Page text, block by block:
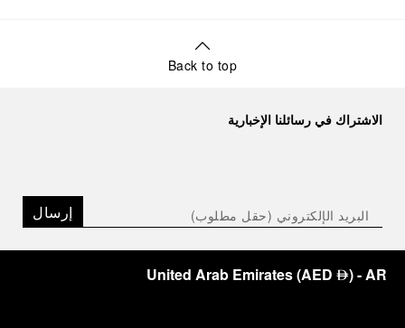
Back to top
الاشتراك في رسائلنا الإخبارية
إرسال
United Arab Emirates(AED ⃃)- AR